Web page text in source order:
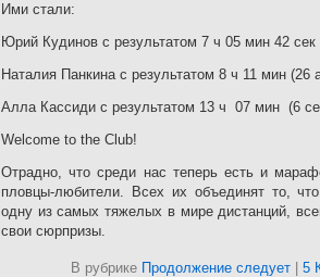
Ими стали:
Юрий Кудинов с результатом 7 ч 05 мин 42 сек
Наталия Панкина с результатом 8 ч 11 мин (26
Алла Кассиди с результатом 13 ч 07 мин (6
Welcome to the Club!
Отрадно, что среди нас теперь есть и
пловцы-любители. Всех их объединят то,
одну из самых тяжелых в мире дистанций,
свои сюрпризы.
В рубрике Продолжение следует| 5